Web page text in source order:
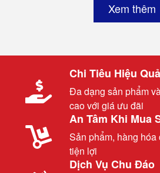
Xem thêm
Chi Tiêu Hiệu Quả
Đa dạng sản phẩm
cao với giá ưu đãi
An Tâm Khi Mua
Sản phẩm, hàng
tiện lợi
Dịch Vụ Chu Đáo